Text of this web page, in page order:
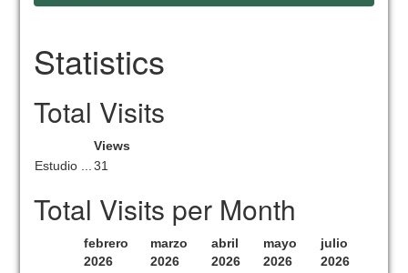
Statistics
Total Visits
Views
Estudio ...
31
Total Visits per Month
febrero
2026
marzo
2026
abril
2026
mayo
2026
julio
2026